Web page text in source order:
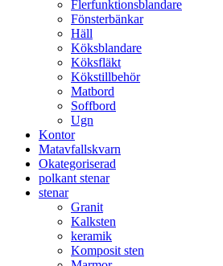
Flerfunktionsblandare
Fönsterbänkar
Häll
Köksblandare
Köksfläkt​
Kökstillbehör
Matbord
Soffbord
Ugn​
Kontor
Matavfallskvarn
Okategoriserad
polkant stenar
stenar
Granit
Kalksten
keramik
Komposit sten